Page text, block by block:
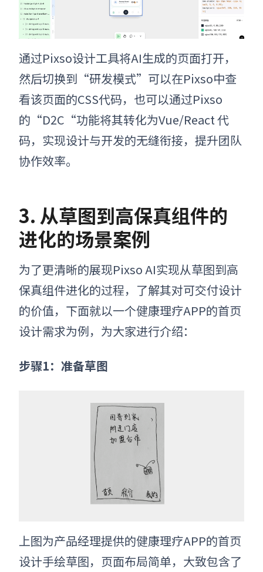
通过Pixso设计工具将AI生成的页面打开，
然后切换到“研发模式”可以在Pixso中查
看该页面的CSS代码，也可以通过Pixso
的“D2C“功能将其转化为Vue/React 代
码，实现设计与开发的无缝衔接，提升团队
协作效率。
3. 从草图到高保真组件的
进化的场景案例
为了更清晰的展现Pixso AI实现从草图到高
保真组件进化的过程，了解其对可交付设计
的价值，下面就以一个健康理疗APP的首页
设计需求为例，为大家进行介绍：
步骤1：准备草图
上图为产品经理提供的健康理疗APP的首页
设计手绘草图，页面布局简单，大致包含了